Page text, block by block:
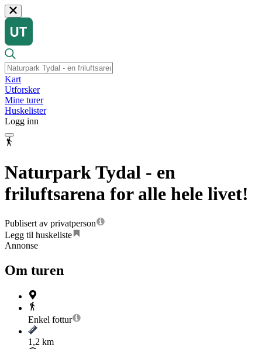
Kart
Utforsker
Mine turer
Huskelister
Logg inn
Naturpark Tydal - en
friluftsarena for alle hele livet!
Publisert av privatperson
Legg til huskeliste
Annonse
Om turen
Enkel fottur
1,2 km